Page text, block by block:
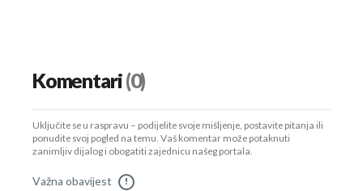
Komentari(0)
Uključite se u raspravu – podijelite svoje mišljenje, postavite pitanja ili
ponudite svoj pogled na temu. Vaš komentar može potaknuti
zanimljiv dijalog i obogatiti zajednicu našeg portala.
Važna obavijest !